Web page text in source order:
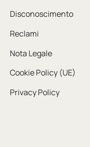
Disconoscimento
Reclami
Nota Legale
Cookie Policy (UE)
Privacy Policy